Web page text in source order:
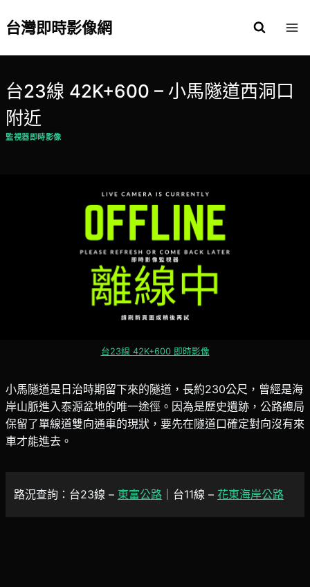
to台灣即時影像網
台23線 42K+600 – 小馬隧道西洞口
附近
監視器即時影像
台23線 42K+600 即時影像
小馬隧道是日治時期留下來的隧道，長約230公尺，曾經是海
岸山脈進入泰源盆地的唯一途徑。因為是歷史遺跡，公路總局
保留了單線道雙向通車的現狀，要先在隧道口確定對向沒有來
車才能進去。
路況查詢：台23線 – 東富公路 ｜台11線 – 花東海岸公路